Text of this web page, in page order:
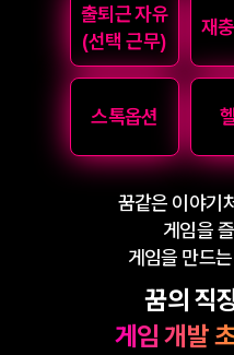
출퇴근 자유
(선택 근무)
재
스톡옵션
꿈같은 이야기
게임을
게임을 만드
꿈의 직
게임 개발